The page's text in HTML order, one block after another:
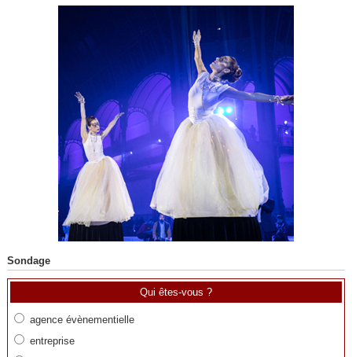
Sondage
Qui êtes-vous ?
agence évènementielle
entreprise